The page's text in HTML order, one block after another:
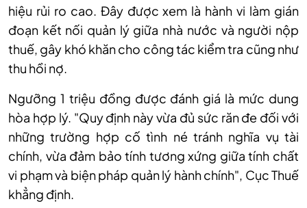
hiệu rủi ro cao. Đây được xem là hành vi làm gián
đoạn kết nối quản lý giữa nhà nước và người nộp
thuế, gây khó khăn cho công tác kiểm tra cũng như
thu hồi nợ.
Ngưỡng 1 triệu đồng được đánh giá là mức dung
hòa hợp lý. "Quy định này vừa đủ sức răn đe đối với
những trường hợp cố tình né tránh nghĩa vụ tài
chính, vừa đảm bảo tính tương xứng giữa tính chất
vi phạm và biện pháp quản lý hành chính", Cục Thuế
khẳng định.